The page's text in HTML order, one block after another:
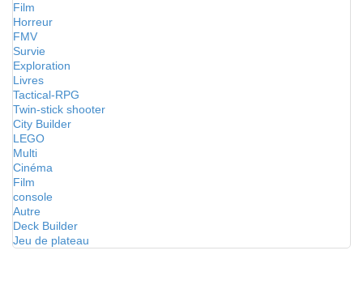
Film
Horreur
FMV
Survie
Exploration
Livres
Tactical-RPG
Twin-stick shooter
City Builder
LEGO
Multi
Cinéma
Film
console
Autre
Deck Builder
Jeu de plateau